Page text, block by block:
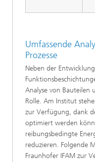
Umfassende
Prozesse
Neben der
Analyse von Bauteilen
Rolle. Am Institut
zur Verfügung, dank
optimiert werden
reibungsbedingte
reduzieren. Folgende
Fraunhofer IFAM zur